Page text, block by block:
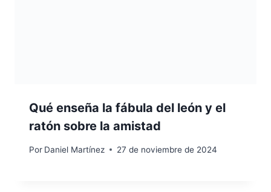
Qué enseña la fábula del león y el
ratón sobre la amistad
Por Daniel Martínez 27 de noviembre de 2024